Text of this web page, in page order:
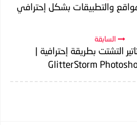
والتطبيقات بشكل إحترافي
السابقة
التشتت بطريقة إحترافية |
GlitterStorm